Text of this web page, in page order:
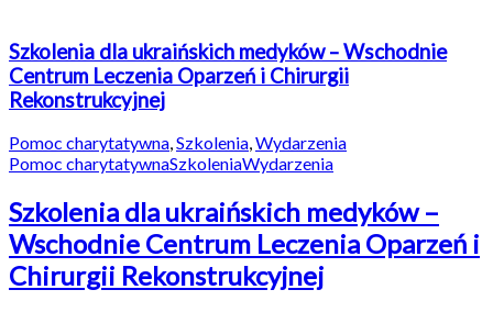
Szkolenia dla ukraińskich medyków – Wschodnie
Centrum Leczenia Oparzeń i Chirurgii
Rekonstrukcyjnej
Pomoc charytatywna,Szkolenia,Wydarzenia
Pomoc charytatywnaSzkoleniaWydarzenia
Szkolenia dla ukraińskich medyków –
Wschodnie Centrum Leczenia Oparzeń i
Chirurgii Rekonstrukcyjnej